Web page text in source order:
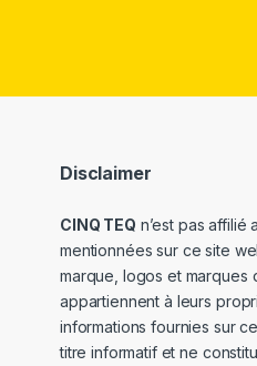
Disclaimer
CINQ TEQ n’est pas affilié
mentionnées sur ce site
marque, logos et marques
appartiennent à leurs
informations fournies sur
titre informatif et ne